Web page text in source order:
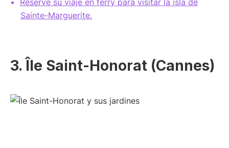
Sainte-Marguerite.
3. Île Saint-Honorat (Cannes)